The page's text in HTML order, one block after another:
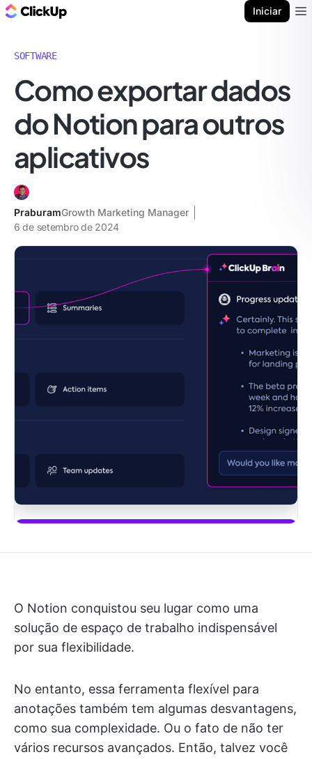
Iniciar
SOFTWARE
Como exportar dados
do Notion para outros
aplicativos
PraburamGrowth Marketing Manager
6 de setembro de 2024
O Notion conquistou seu lugar como uma
solução de espaço de trabalho indispensável
por sua flexibilidade.
No entanto, essa ferramenta flexível para
anotações também tem algumas desvantagens,
como sua complexidade. Ou o fato de não ter
vários recursos avançados. Então, talvez você